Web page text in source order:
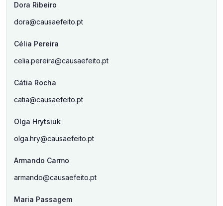
Dora Ribeiro
dora@causaefeito.pt
Célia Pereira
celia.pereira@causaefeito.pt
Cátia Rocha
catia@causaefeito.pt
Olga Hrytsiuk
olga.hry@causaefeito.pt
Armando Carmo
armando@causaefeito.pt
Maria Passagem